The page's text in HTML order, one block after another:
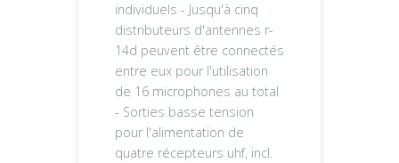
individuels - Jusqu'à cinq
distributeurs d'antennes r-
14d peuvent être connectés
entre eux pour l'utilisation
de 16 microphones au total
- Sorties basse tension
pour l'alimentation de
quatre récepteurs uhf, incl.